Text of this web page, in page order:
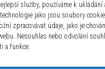
služby, používáme k
jako jsou soubory
zpracovávat údaje, jako je
Nesouhlas nebo odvolání
a funkce.
RRC2047-Z
Kč
prsten se Swarovski®